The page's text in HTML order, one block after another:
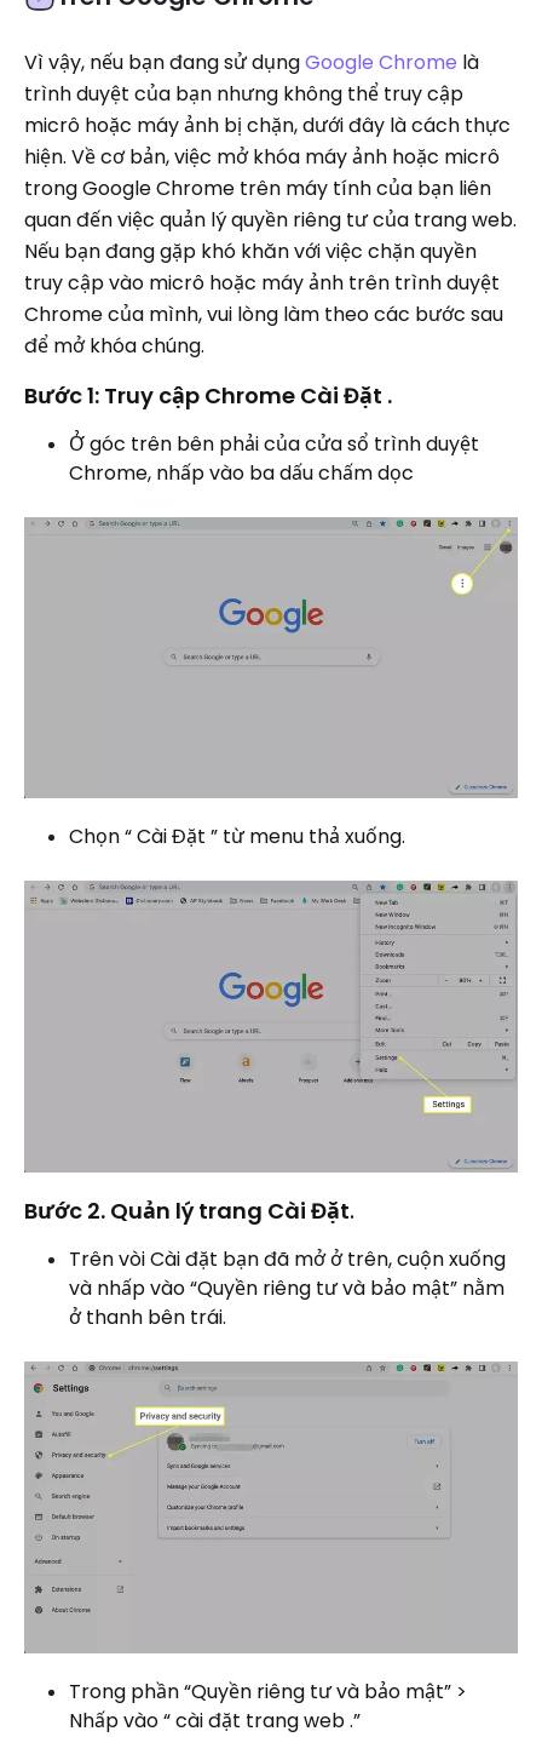
Vì vậy, nếu bạn đang sử dụngGoogle Chrome là
trình duyệt của bạn nhưng không thể truy cập
micrô hoặc máy ảnh bị chặn, dưới đây là cách thực
hiện. Về cơ bản, việc mở khóa máy ảnh hoặc micrô
trong Google Chrome trên máy tính của bạn liên
quan đến việc quản lý quyền riêng tư của trang web.
Nếu bạn đang gặp khó khăn với việc chặn quyền
truy cập vào micrô hoặc máy ảnh trên trình duyệt
Chrome của mình, vui lòng làm theo các bước sau
để mở khóa chúng.
Bước 1: Truy cập Chrome Cài Đặt .
Ở góc trên bên phải của cửa sổ trình duyệt
Chrome, nhấp vào ba dấu chấm dọc
Chọn “ Cài Đặt ” từ menu thả xuống.
Bước 2. Quản lý trang Cài Đặt.
Trên vòi Cài đặt bạn đã mở ở trên, cuộn xuống
và nhấp vào “Quyền riêng tư và bảo mật” nằm
ở thanh bên trái.
Trong phần “Quyền riêng tư và bảo mật” >
Nhấp vào “ cài đặt trang web .”